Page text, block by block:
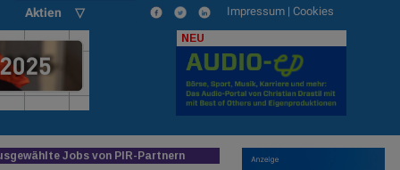
Aktien ▽ Impressum | Cookies
NEU
Jobs von PIR-Partnern